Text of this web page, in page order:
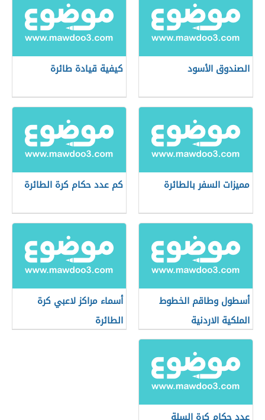
الصندوق الأسود كيفية قيادة طائرة
مميزات السفر بالطائرة كم عدد حكام كرة الطائرة
أسطول وطاقم الخطوط
الملكية الاردنية
أسماء مراكز لاعبي كرة
الطائرة